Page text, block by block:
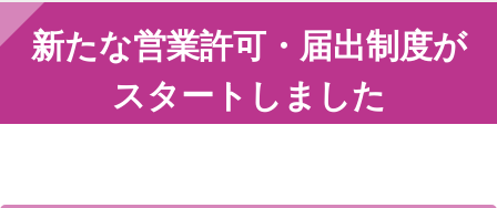
新たな営業許可・届出制度が
スタートしました